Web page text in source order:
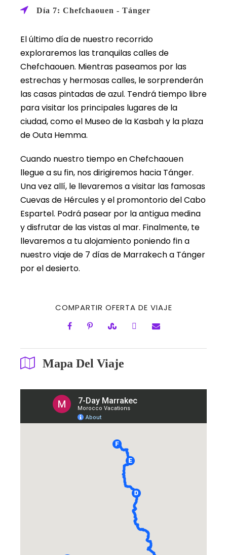
Día 7: Chefchaouen - Tánger
El último día de nuestro recorrido
exploraremos las tranquilas calles de
Chefchaouen. Mientras paseamos por las
estrechas y hermosas calles, le sorprenderán
las casas pintadas de azul. Tendrá tiempo libre
para visitar los principales lugares de la
ciudad, como el Museo de la Kasbah y la plaza
de Outa Hemma.
Cuando nuestro tiempo en Chefchaouen
llegue a su fin, nos dirigiremos hacia Tánger.
Una vez allí, le llevaremos a visitar las famosas
Cuevas de Hércules y el promontorio del Cabo
Espartel. Podrá pasear por la antigua medina
y disfrutar de las vistas al mar. Finalmente, te
llevaremos a tu alojamiento poniendo fin a
nuestro viaje de 7 días de Marrakech a Tánger
por el desierto.
COMPARTIR OFERTA DE VIAJE
Mapa Del Viaje